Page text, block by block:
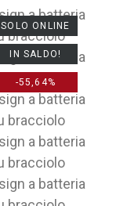
SOLO ONLINE
IN SALDO!
-55,64%